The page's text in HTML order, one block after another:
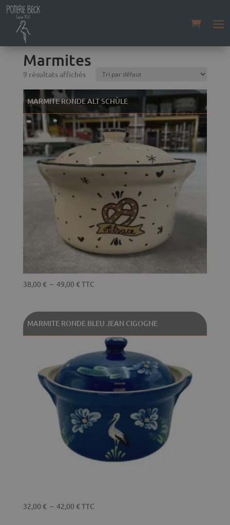
Accueil
Marmites
9 résultats affichés
MARMITE RONDE ALT SCHÙLE
38,00 € – 49,00 €Plage
38,00 €
TTC
MARMITE RONDE BLEU JEAN CIGOGNE
32,00 € – 42,00 €Plage
TTC